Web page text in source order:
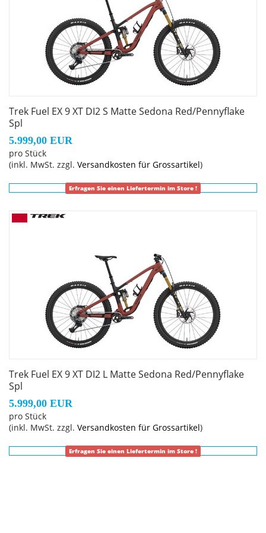
Der neue Rahmen des Fuel bietet ausreichend Platz für
langhubige Variosattelstützen, größere Dämpfer,
Rahmentaschen und vieles mehr.
Active Braking Pivot
Active Braking Pivot erlaubt unseren Ingenieuren die
voneinander auf Beschleunigungs- und Bremskräfte
reagiert. Das vermittelt dir in kritischen Situationen mehr
Vertrauen.
Staufach, ZS Steuersatz, verstellbares Hebelverhältnis,
austauschbarer Aluminiumumlenkhebel, austauschbare
untere Dämpferaufnahme, Unterrohrschutz, Shuttle-
Protektor, BSA 73, ISCG 05, ABP, UDH, Boost148,
Rahmengröße: XL
Rahmenmaterial: Aluminium
Gangschaltung: Shimano XT M8250, langer Käfig
Anzahl Gänge: 1
Trek Fuel EX 9 XT DI2 S Matte Sedona Red/Pennyflake
Spl
5.999,00 EUR
pro Stück
(inkl. MwSt. zzgl. Versandkosten für Grossartikel)
Erfragen Sie einen Liefertermin im Store !
Trek Fuel EX 9 XT DI2 L Matte Sedona Red/Pennyflake
Spl
5.999,00 EUR
pro Stück
(inkl. MwSt. zzgl. Versandkosten für Grossartikel)
Erfragen Sie einen Liefertermin im Store !